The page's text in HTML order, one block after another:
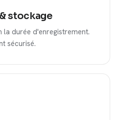
stockage
la durée d'enregistrement.
sécurisé.